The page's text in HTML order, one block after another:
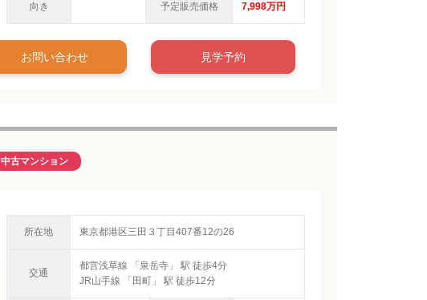
向き 予定販売価格 7,998万円
お問い合わせ 見学予約
中古マンション
所在地 東京都港区三田３丁目407番12の26
交通
都営浅草線 「泉岳寺」 駅 徒歩4分
JR山手線 「田町」 駅 徒歩12分